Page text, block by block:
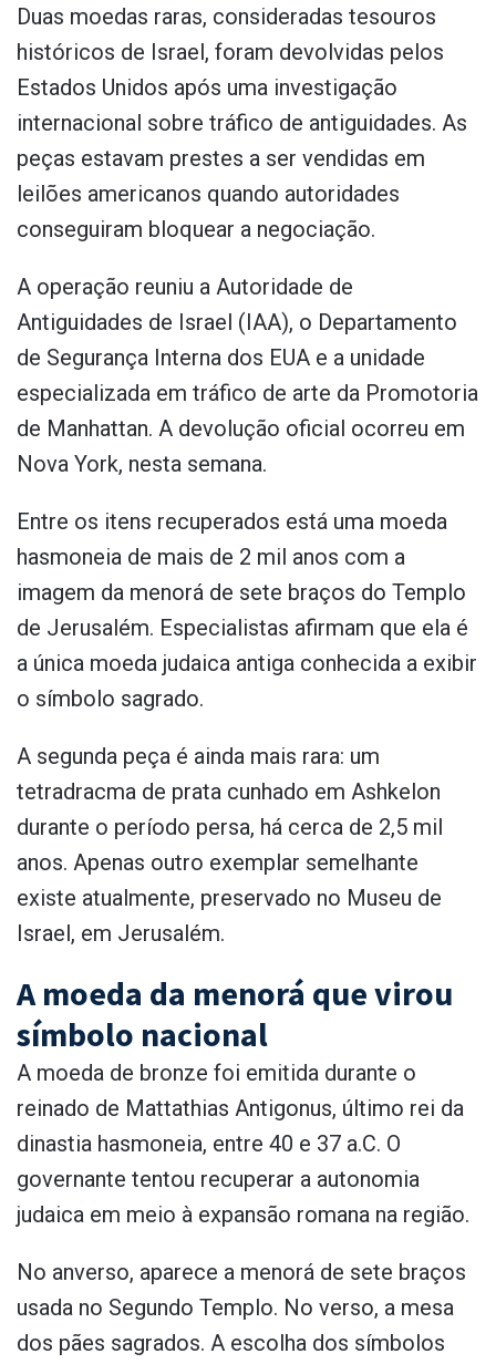
Duas moedas raras, consideradas tesouros
históricos de Israel, foram devolvidas pelos
Estados Unidos após uma investigação
internacional sobre tráfico de antiguidades. As
peças estavam prestes a ser vendidas em
leilões americanos quando autoridades
conseguiram bloquear a negociação.
A operação reuniu a Autoridade de
Antiguidades de Israel (IAA), o Departamento
de Segurança Interna dos EUA e a unidade
especializada em tráfico de arte da Promotoria
de Manhattan. A devolução oficial ocorreu em
Nova York, nesta semana.
Entre os itens recuperados está uma moeda
hasmoneia de mais de 2 mil anos com a
imagem da menorá de sete braços do Templo
de Jerusalém. Especialistas afirmam que ela é
a única moeda judaica antiga conhecida a exibir
o símbolo sagrado.
A segunda peça é ainda mais rara: um
tetradracma de prata cunhado em Ashkelon
durante o período persa, há cerca de 2,5 mil
anos. Apenas outro exemplar semelhante
existe atualmente, preservado no Museu de
Israel, em Jerusalém.
A moeda da menorá que virou
símbolo nacional
A moeda de bronze foi emitida durante o
reinado de Mattathias Antigonus, último rei da
dinastia hasmoneia, entre 40 e 37 a.C. O
governante tentou recuperar a autonomia
judaica em meio à expansão romana na região.
No anverso, aparece a menorá de sete braços
usada no Segundo Templo. No verso, a mesa
dos pães sagrados. A escolha dos símbolos